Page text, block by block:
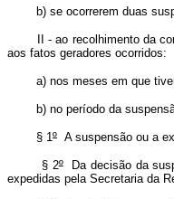
b) se ocorrerem duas
II - ao recolhimento da
aos fatos geradores ocorridos:
a) nos meses em que
b) no período da
§ 1º A suspensão ou a
§ 2ºDa decisão da
expedidas pela Secretaria da